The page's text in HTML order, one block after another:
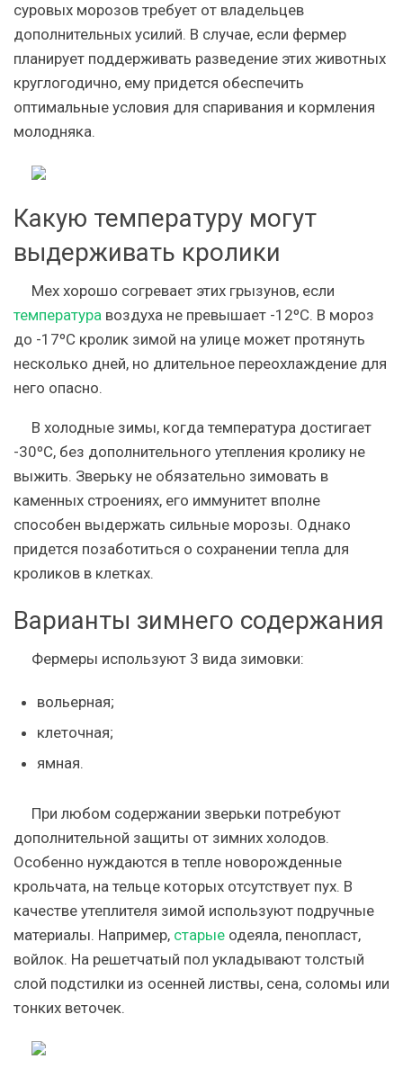
суровых морозов требует от владельцев
дополнительных усилий. В случае, если фермер
планирует поддерживать разведение этих животных
круглогодично, ему придется обеспечить
оптимальные условия для спаривания и кормления
молодняка.
Какую температуру могут
выдерживать кролики
Мех хорошо согревает этих грызунов, если
температура воздуха не превышает -12ºC. В мороз
до -17ºC кролик зимой на улице может протянуть
несколько дней, но длительное переохлаждение для
него опасно.
В холодные зимы, когда температура достигает
-30ºC, без дополнительного утепления кролику не
выжить. Зверьку не обязательно зимовать в
каменных строениях, его иммунитет вполне
способен выдержать сильные морозы. Однако
придется позаботиться о сохранении тепла для
кроликов в клетках.
Варианты зимнего содержания
Фермеры используют 3 вида зимовки:
вольерная;
клеточная;
ямная.
При любом содержании зверьки потребуют
дополнительной защиты от зимних холодов.
Особенно нуждаются в тепле новорожденные
крольчата, на тельце которых отсутствует пух. В
качестве утеплителя зимой используют подручные
материалы. Например, старые одеяла, пенопласт,
войлок. На решетчатый пол укладывают толстый
слой подстилки из осенней листвы, сена, соломы или
тонких веточек.